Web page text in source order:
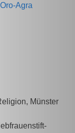
Agra
Münster